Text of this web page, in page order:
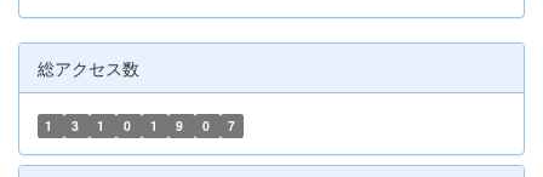
総アクセス数
1 3 1 0 1 9 0 7